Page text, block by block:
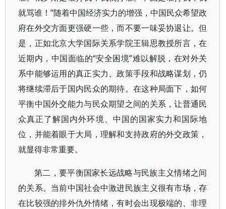
就骂谁！”随着中国经济实力的增强，中国民众希望政
府在外交方面更强硬一些，而不要一味妥协退让。但
是，正如北京大学国际关系学院王辑思教授所言，在
近期内，中国面临的“安全困境”难以解脱，在对外关
系中能够运用的真正实力、政策手段和战略谋划，仍
将继续滞后于国内民众的期待。在这种局面下，如何
平衡中国外交能力与民众期望之间的关系，让普通民
众真正了解国内外环境、中国的国家实力和国际地
位，并能着眼于大局，理解和支持政府的外交政策，
就显得非常重要。
第二，要平衡国家长远战略与民族主义情绪之间
的关系。当前中国社会中激进民族主义很有市场，存
在比较强的排外仇外情绪，有时会出现极端的、非理